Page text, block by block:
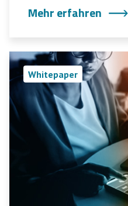
Mehr erfahren
Whitepaper